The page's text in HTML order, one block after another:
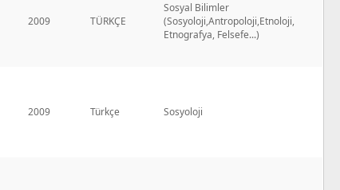
2009 TÜRKÇE
Sosyal Bilimler
(Sosyoloji,Antropoloji,Etnoloji,
Etnografya, Felsefe...)
2009 Türkçe Sosyoloji